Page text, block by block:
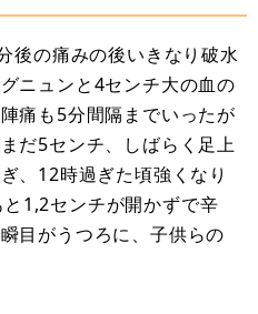
後の痛みの後いきなり破水
ニュンと4センチ大の血の
痛も5分間隔までいったが
だ5センチ、しばらく足上
、12時過ぎた頃強くなり
1,2センチが開かずで辛
目がうつろに、子供らの